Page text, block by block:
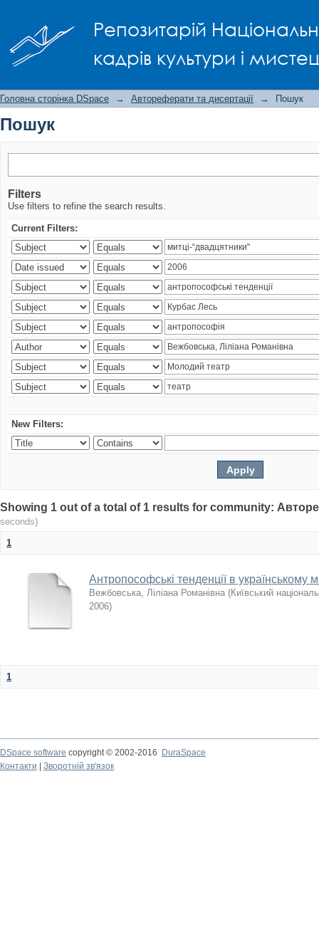
Репозитарій
кадрів культури і
Головна сторінка DSpace → Автореферати та дисертації → Пошук
Пошук
Filters
Use filters to refine the search results.
Current Filters:
New Filters:
Showing 1 out of a total of 1 results for community:
seconds)
1
Антропософські тенденції в українському
Вежбовська, Ліліана Романівна (Київський
2006)
1
DSpace software copyright © 2002-2016
DuraSpace
Контакти
Зворотній зв'язок